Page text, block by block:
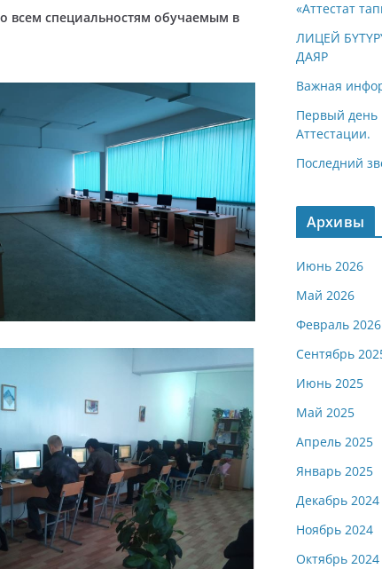
всем специальностям обучаемым в
«Аттестат
ЛИЦЕЙ
ДАЯР
Важная
Первый день
Аттестации.
Последний
Архивы
Июнь 2026
Май 2026
Февраль 2026
Сентябрь
Июнь 2025
Май 2025
Апрель 2025
Январь 2025
Декабрь 2024
Ноябрь 2024
Октябрь 2024